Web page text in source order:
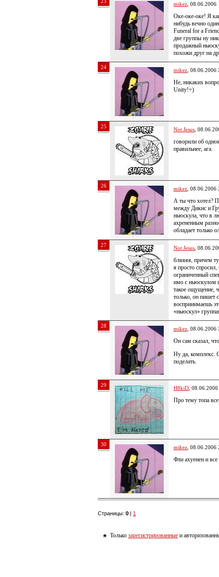
mikez , 08.06.2006
Оке-оке-оке! Я
нибудь вечно
Funeral for a
две группы ну
продажный
похожи друг на
24 mikez , 08.06.2006
Не, никаких
Unity!=)
25 Not Jesus ,
говорили об
правильнее, ага.
26 mikez , 08.06.2006
А ты что хотел?
между Дикис и
ньюскула, что в
ахрененным
обладает только
27 Not Jesus ,
бляяяя, причем
я просто
ограниченный
имо с ньюскулом
такое ощущение,
только, он
воспринимаешь
«ньюскул»
28 mikez , 08.06.2006
Он сам сказал,
Ну да, комплекс.
поделать.
29 H8kiD ,
Про тему топа
30 mikez , 08.06.2006
Фли ахуенен и
Страницы: 0 | 1
Только зарегистрированные и